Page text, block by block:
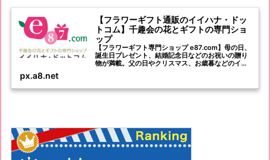
【フラワーギフト通販のイイハナ・ドッ
トコム】千趣会の花とギフトの専門ショ
ップ
【フラワーギフト専門ショップ e87.com】母の日、
誕生日プレゼント、結婚記念日などのお祝いの贈り
物が満載。父の日やクリスマス、お歳暮などのイベ
px.a8.net